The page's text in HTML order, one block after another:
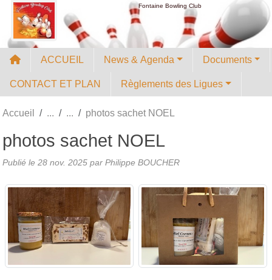
Fontaine Bowling Club
ACCUEIL News & Agenda Documents
CONTACT ET PLAN Règlements des Ligues
Accueil photos sachet NOEL
photos sachet NOEL
Publié le 28 nov. 2025 par Philippe BOUCHER
Panneau de gestion des cookies